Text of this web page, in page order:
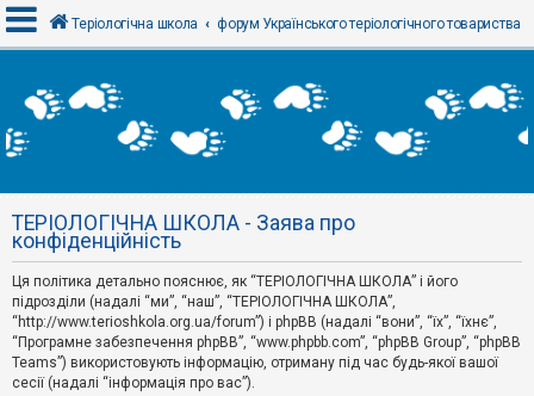
х
і
Р
е
с
т
р
а
ц
і
я
Теріологічна школа форум Українського теріологічного товариства
ТЕРІОЛОГІЧНА ШКОЛА - Заява про
конфіденційність
Ця політика детально пояснює, як “ТЕРІОЛОГІЧНА ШКОЛА” і його
підрозділи (надалі “ми”, “наш”, “ТЕРІОЛОГІЧНА ШКОЛА”,
“http://www.terioshkola.org.ua/forum”) і phpBB (надалі “вони”, “їх”, “їхнє”,
“Програмне забезпечення phpBB”, “www.phpbb.com”, “phpBB Group”, “phpBB
Teams”) використовують інформацію, отриману під час будь-якої вашої
сесії (надалі “інформація про вас”).